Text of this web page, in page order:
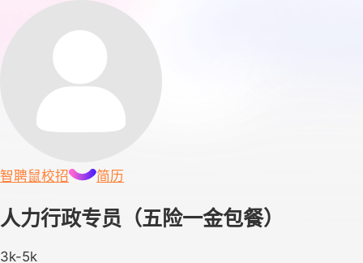
智聘鼠校招 简历
人力行政专员（五险一金包餐）
3k-5k